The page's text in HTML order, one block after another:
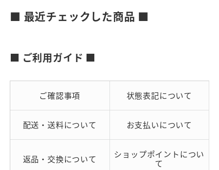
■ 最近チェックした商品 ■
■ ご利用ガイド ■
ご確認事項 状態表記について
配送・送料について お支払いについて
返品・交換について ショップポイントについ
て